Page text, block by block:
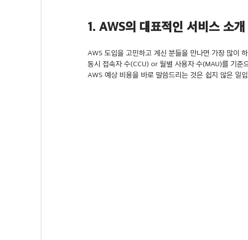
1. AWS의 대표적인 서비스 소개
AWS 도입을 고민하고 계신 분들을 만나면 가장 많이
동시 접속자 수(CCU) or 월별 사용자 수(MAU)를 기
AWS 예상 비용을 바로 말씀드리는 것은 쉽지 않은 일